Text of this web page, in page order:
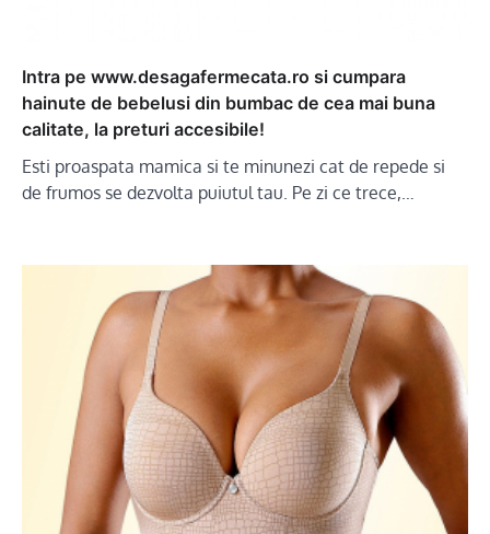
Intra pe www.desagafermecata.ro si cumpara
hainute de bebelusi din bumbac de cea mai buna
calitate, la preturi accesibile!
Esti proaspata mamica si te minunezi cat de repede si
de frumos se dezvolta puiutul tau. Pe zi ce trece,…